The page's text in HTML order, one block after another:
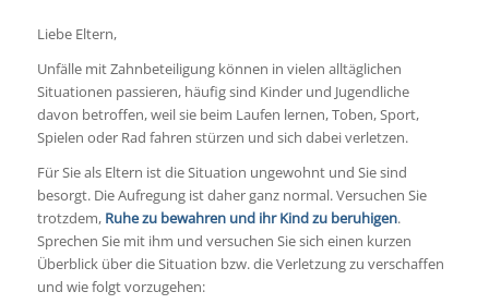
Liebe Eltern,
Unfälle mit Zahnbeteiligung können in vielen alltäglichen
Situationen passieren, häufig sind Kinder und Jugendliche
davon betroffen, weil sie beim Laufen lernen, Toben, Sport,
Spielen oder Rad fahren stürzen und sich dabei verletzen.
Für Sie als Eltern ist die Situation ungewohnt und Sie sind
besorgt. Die Aufregung ist daher ganz normal. Versuchen Sie
trotzdem, Ruhe zu bewahren und ihr Kind zu beruhigen.
Sprechen Sie mit ihm und versuchen Sie sich einen kurzen
Überblick über die Situation bzw. die Verletzung zu verschaffen
und wie folgt vorzugehen: